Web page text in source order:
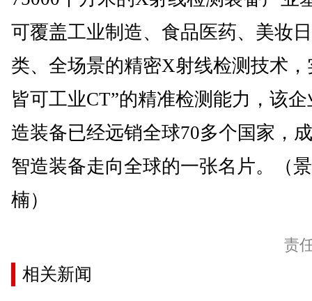
可覆盖工业制造、食品医药、美妆
类、全场景的精密X射线检测技术，
皆可工业CT”的精准检测能力，该
造装备已经远销全球70多个国家，
智造装备走向全球的一张名片。（
楠）
责
相关新闻